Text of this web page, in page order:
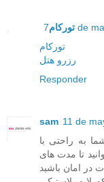
تورکام 7 de
تورکام
رزرو هتل
Responder
sam 11 de
به راحتی با
تا مدت های